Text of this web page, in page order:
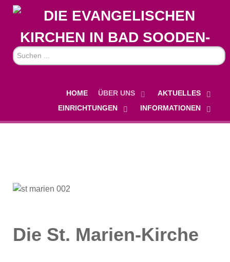
Suchen
...
HOME ÜBER UNS
AKTUELLES
EINRICHTUNGEN
INFORMATIONEN
Die St. Marien-Kirche